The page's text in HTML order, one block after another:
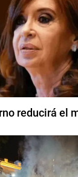
reducirá el